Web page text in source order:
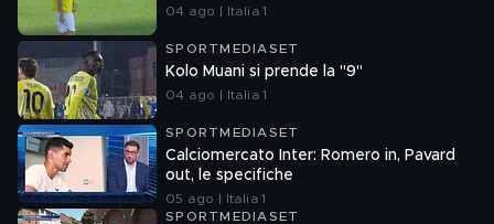
04 ago | Italia 1
SPORTMEDIASET
Kolo Muani si prende la "9"
04 ago | Italia 1
SPORTMEDIASET
Calciomercato Inter: Romero in, Pavard
out, le specifiche
05 ago | Italia 1
SPORTMEDIASET